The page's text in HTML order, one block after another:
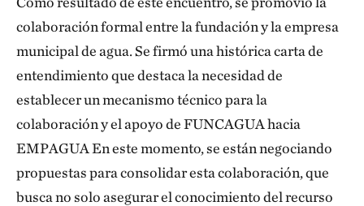
colaboración formal entre la fundación y la empresa
municipal de agua. Se firmó una histórica carta de
entendimiento que destaca la necesidad de
establecer un mecanismo técnico para la
colaboración y el apoyo de FUNCAGUA hacia
EMPAGUA En este momento, se están negociando
propuestas para consolidar esta colaboración, que
busca no solo asegurar el conocimiento del recurso